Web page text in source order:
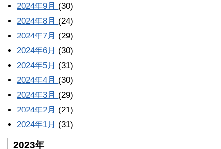
2024年9月 (30)
2024年8月 (24)
2024年7月 (29)
2024年6月 (30)
2024年5月 (31)
2024年4月 (30)
2024年3月 (29)
2024年2月 (21)
2024年1月 (31)
2023年